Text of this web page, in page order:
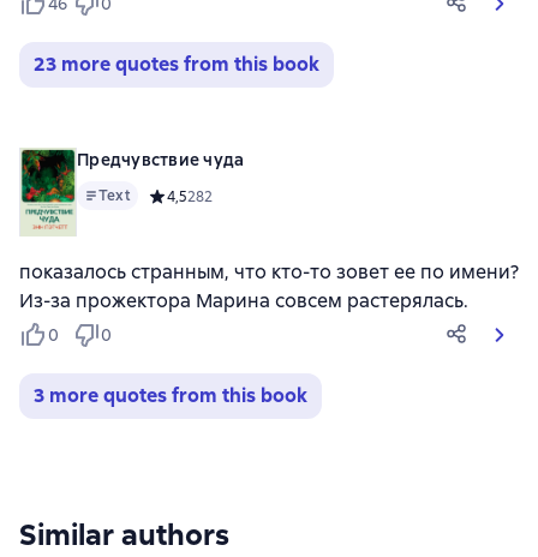
23 more quotes from this book
Предчувствие чуда
Text Средний рейтинг 4,5 на основе 282 оценок
4,5282
показалось странным, что кто-то зовет ее по имени?
Из-за прожектора Марина совсем растерялась.
0 0
3 more quotes from this book
Similar authors